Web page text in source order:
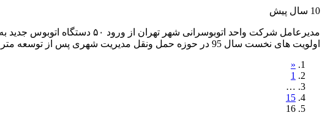
10 سال پیش
مدیرعامل شرکت واحد
اولویت های نخست سال 95 در حوزه حمل ونقل مدیریت شهری پس از توسعه مترو است، گفت: در سال95 بنا نداریم […]
«
1
…
15
16